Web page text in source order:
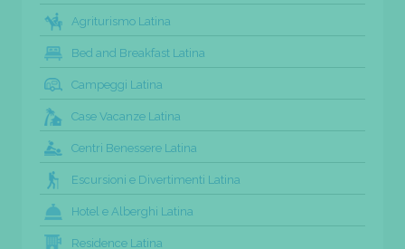
Agriturismo Latina
Bed and Breakfast Latina
Campeggi Latina
Case Vacanze Latina
Centri Benessere Latina
Escursioni e Divertimenti Latina
Hotel e Alberghi Latina
Residence Latina